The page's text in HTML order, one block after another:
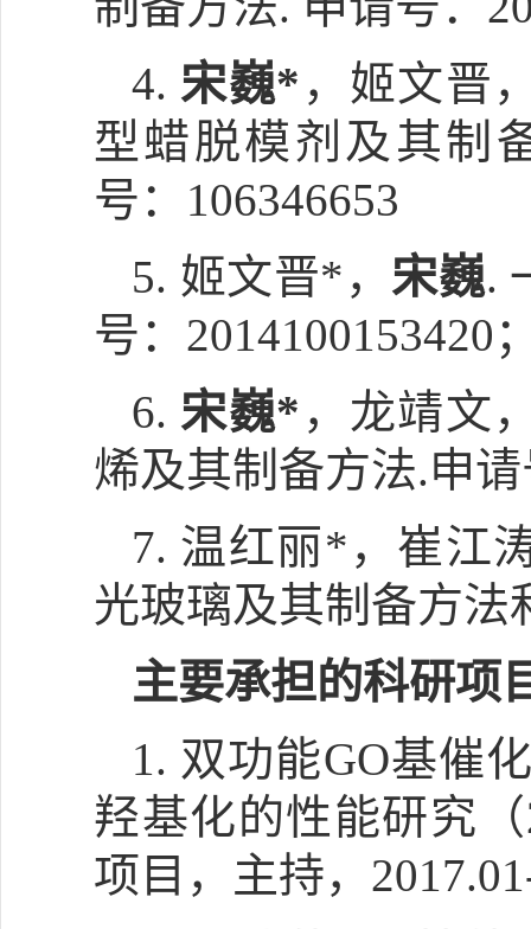
4. 宋巍* ，姬文晋
型蜡脱模剂及其制
号：106346653
5. 姬文晋*， 宋巍.
号：2014100153420
6. 宋巍* ，龙靖文
烯及其制备方法.申请
7. 温红丽*，崔江
光玻璃及其制备方法
主要承担的科研项
1. 双功能GO基催
羟基化的性能研究
项目，主持，